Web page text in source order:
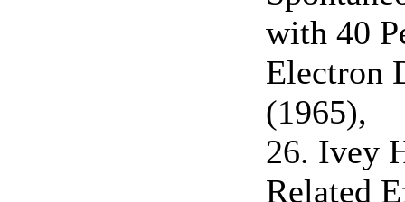
with 40
Electron
(1965),
26. Ivey
Related